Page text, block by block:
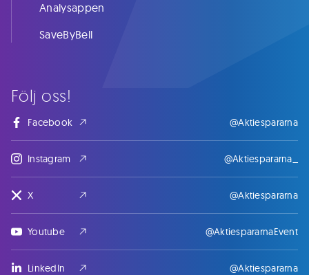
Följ oss!
Facebook @Aktiespararna
Instagram @Aktiespararna_
X @Aktiespararna
Youtube @AktiespararnaEvent
LinkedIn @Aktiespararna
Analysappen
SaveByBell